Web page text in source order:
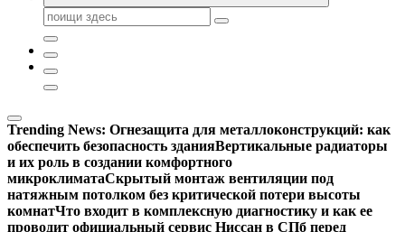
Поиск:
Trending News: Огнезащита для металлоконструкций: как
обеспечить безопасность зданияВертикальные радиаторы
и их роль в создании комфортного
микроклиматаСкрытый монтаж вентиляции под
натяжным потолком без критической потери высоты
комнатЧто входит в комплексную диагностику и как ее
проводит официальный сервис Ниссан в СПб перед